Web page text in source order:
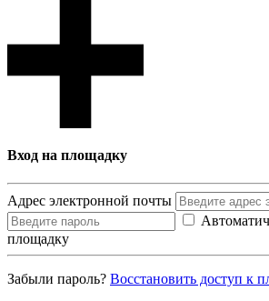
Вход на площадку
Адрес электронной почты
площадку
Забыли пароль? Восcтановить доступ к